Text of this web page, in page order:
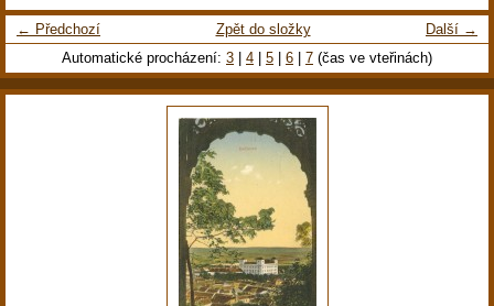
← Předchozí Další →
Zpět do složky
Automatické procházení: 3 4 5 6 7 (čas ve vteřinách)